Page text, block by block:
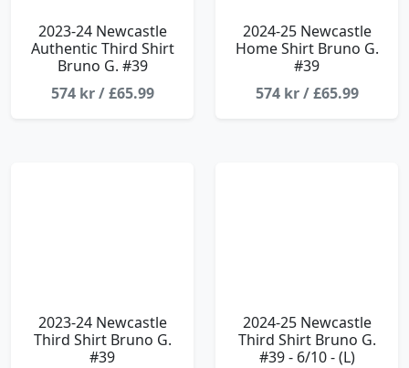
2023-24 Newcastle
Authentic Third Shirt
Bruno G. #39
574 kr / £65.99
2024-25 Newcastle
Home Shirt Bruno G.
#39
574 kr / £65.99
2023-24 Newcastle
Third Shirt Bruno G.
#39
2024-25 Newcastle
Third Shirt Bruno G.
#39 - 6/10 - (L)